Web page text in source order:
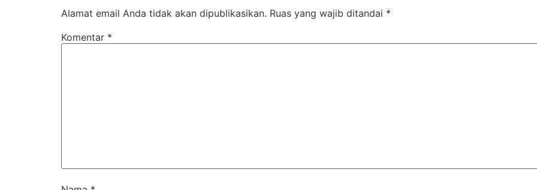
Alamat email Anda tidak akan dipublikasikan. Ruas yang wajib ditandai *
Komentar *